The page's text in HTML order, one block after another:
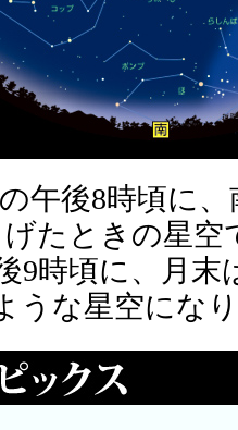
午後8時頃に
げたときの星空
9時頃に、月末
うな星空にな